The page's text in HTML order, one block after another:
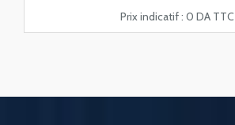
Prix indicatif : 0 DA TTC